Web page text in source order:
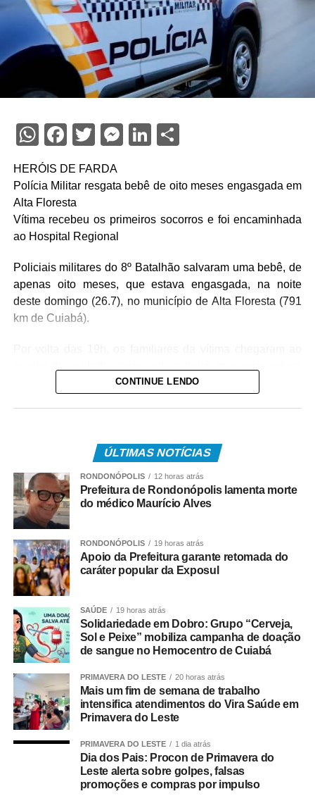
WhatsApp
Facebook
Twitter
Messenger
LinkedIn
Share
HERÓIS DE FARDA
Polícia Militar resgata bebê de oito meses engasgada em
Alta Floresta
Vítima recebeu os primeiros socorros e foi encaminhada
ao Hospital Regional
Policiais militares do 8º Batalhão salvaram uma bebê, de
apenas oito meses, que estava engasgada, na noite
deste domingo (26.7), no município de Alta Floresta (791
km de Cuiabá).
um quadro de obstrução das vias aéreas com leite
Após o atendimento inicial, o bebê foi levado ao Hospital
Regional, acompanhado da mãe, onde permaneceu sob
os cuidados da equipe médica. A bebê foi atendida pela
pediatra de plantão, que deu continuidade às avaliações
e aos procedimentos necessários.
COMENTE ABAIXO:
WhatsApp
Facebook
Twitter
Messenger
LinkedIn
CONTINUE LENDO
ÚLTIMAS NOTÍCIAS
RONDONÓPOLIS 12 horas atrás
Prefeitura de Rondonópolis lamenta morte
do médico Maurício Alves
RONDONÓPOLIS 19 horas atrás
Apoio da Prefeitura garante retomada do
caráter popular da Exposul
SAÚDE 19 horas atrás
Solidariedade em Dobro: Grupo “Cerveja,
Sol e Peixe” mobiliza campanha de doação
de sangue no Hemocentro de Cuiabá
PRIMAVERA DO LESTE 20 horas atrás
Mais um fim de semana de trabalho
intensifica atendimentos do Vira Saúde em
Primavera do Leste
PRIMAVERA DO LESTE 1 dia atrás
Dia dos Pais: Procon de Primavera do
Leste alerta sobre golpes, falsas
promoções e compras por impulso